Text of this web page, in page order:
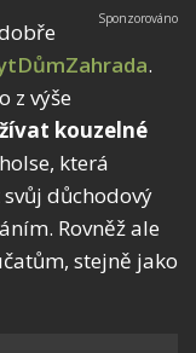
.
z výše
kouzelné
která
důchodový
Rovněž ale
stejně jako